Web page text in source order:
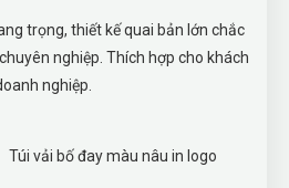
trọng, thiết kế quai bản lớn chắc
nghiệp. Thích hợp cho khách
nghiệp.
màu nâu in logo